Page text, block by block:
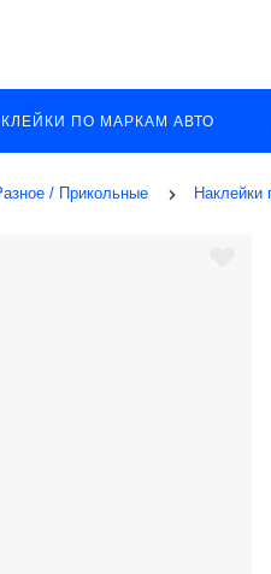
ПО МАРКАМ АВТО
/ Прикольные Наклейки